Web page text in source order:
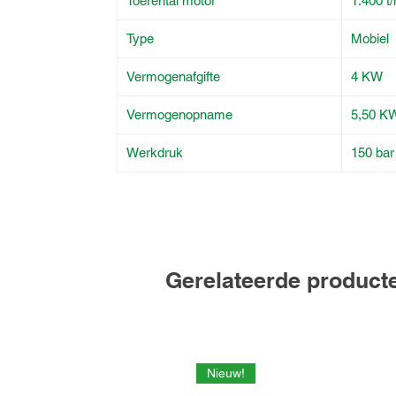
Type Mobiel
Vermogenafgifte 4 KW
Vermogenopname 5,50
Werkdruk 150 bar
Gerelateerde
Nieuw!